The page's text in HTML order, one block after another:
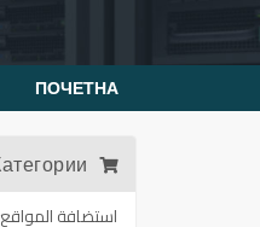
ПОЧЕТНА
استضافة المواقع